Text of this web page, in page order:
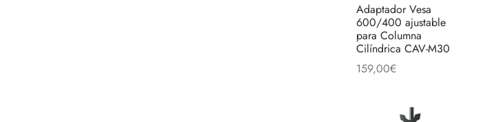
Adaptador Vesa
600/400 ajustable
para Columna
Cilíndrica CAV-M30
159,00€